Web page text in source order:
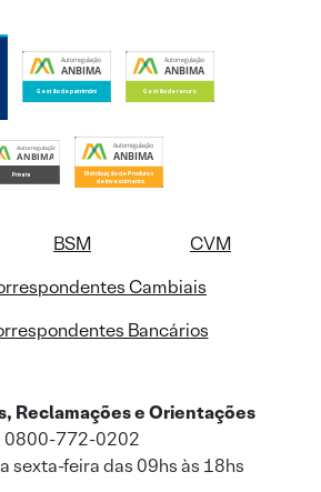
BSM
CVM
Cambiais
Bancários
Reclamações e Orientações
0800-772-0202
sexta-feira das 09hs às 18hs